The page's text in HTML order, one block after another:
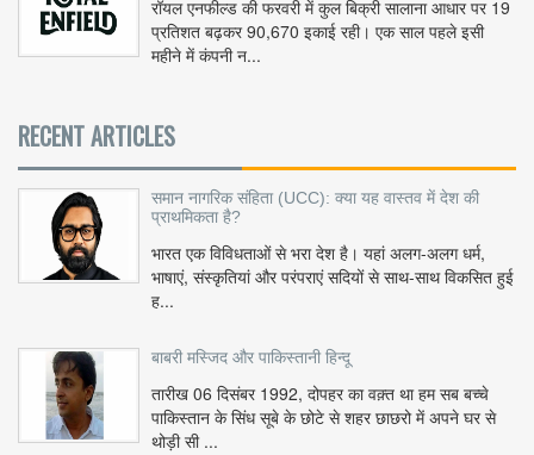
रॉयल एनफील्ड की फरवरी में कुल बिक्री सालाना आधार पर 19
प्रतिशत बढ़कर 90,670 इकाई रही। एक साल पहले इसी
महीने में कंपनी न...
RECENT ARTICLES
समान नागरिक संहिता (UCC): क्या यह वास्तव में देश की
प्राथमिकता है?
भारत एक विविधताओं से भरा देश है। यहां अलग-अलग धर्म,
भाषाएं, संस्कृतियां और परंपराएं सदियों से साथ-साथ विकसित हुई
ह...
बाबरी मस्जिद और पाकिस्तानी हिन्दू
तारीख 06 दिसंबर 1992, दोपहर का वक़्त था हम सब बच्चे
पाकिस्तान के सिंध सूबे के छोटे से शहर छाछरो में अपने घर से
थोड़ी सी ...